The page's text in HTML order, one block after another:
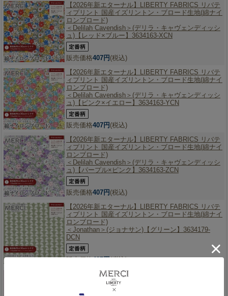
【2026年新エターナル】 LIBERTY FABRICS リバテ
ィプリント 国産イズリントン・ブロード生地(綿ナイ
ロンブロード)
＜Delilah Cavendish＞(デリラ・キャヴェンディッシ
ュ)【レッド×ブルー】3634163-XCN
販売価格407円(税込)
【2026年新エターナル】 LIBERTY FABRICS リバテ
ィプリント 国産イズリントン・ブロード生地(綿ナイ
ロンブロード)
＜Delilah Cavendish＞(デリラ・キャヴェンディッシ
ュ)【ピンク×イエロー】3634163-YCN
販売価格407円(税込)
【2026年新エターナル】 LIBERTY FABRICS リバテ
ィプリント 国産イズリントン・ブロード生地(綿ナイ
ロンブロード)
＜Delilah Cavendish＞(デリラ・キャヴェンディッシ
ュ)【パープル×ピンク】3634163-ZCN
販売価格407円(税込)
【2026年新エターナル】 LIBERTY FABRICS リバテ
ィプリント 国産イズリントン・ブロード生地(綿ナイ
ロンブロード)
＜Jonathan＞(ジョナサン)【グリーン】3634179-
DCN
販売価格407円(税込)
【2026年新エターナル】
ィプリント 国産イズリントン・ブロード生地(綿ナイ